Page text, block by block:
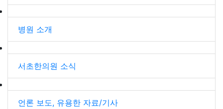
병원 소개
서초한의원 소식
언론 보도, 유용한 자료/기사